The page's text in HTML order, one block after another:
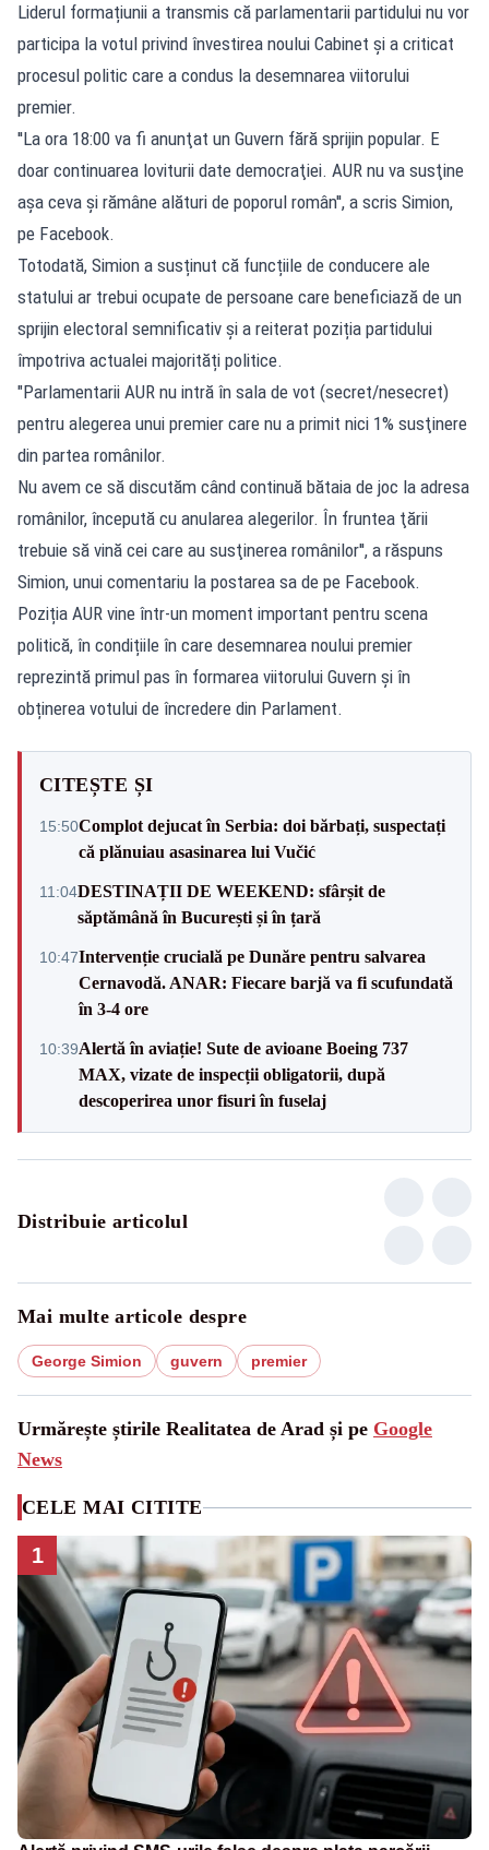
Liderul formațiunii a transmis că parlamentarii partidului nu vor
participa la votul privind învestirea noului Cabinet și a criticat
procesul politic care a condus la desemnarea viitorului
premier.
''La ora 18:00 va fi anunţat un Guvern fără sprijin popular. E
doar continuarea loviturii date democraţiei. AUR nu va susţine
aşa ceva şi rămâne alături de poporul român'', a scris Simion,
pe Facebook.
Totodată, Simion a susținut că funcțiile de conducere ale
statului ar trebui ocupate de persoane care beneficiază de un
sprijin electoral semnificativ și a reiterat poziția partidului
împotriva actualei majorități politice.
"Parlamentarii AUR nu intră în sala de vot (secret/nesecret)
pentru alegerea unui premier care nu a primit nici 1% susţinere
din partea românilor.
Nu avem ce să discutăm când continuă bătaia de joc la adresa
românilor, începută cu anularea alegerilor. În fruntea ţării
trebuie să vină cei care au susţinerea românilor'', a răspuns
Simion, unui comentariu la postarea sa de pe Facebook.
Poziția AUR vine într-un moment important pentru scena
politică, în condițiile în care desemnarea noului premier
reprezintă primul pas în formarea viitorului Guvern și în
obținerea votului de încredere din Parlament.
CITEȘTE ȘI
15:50Complot dejucat în Serbia: doi bărbați, suspectați
că plănuiau asasinarea lui Vučić
11:04DESTINAȚII DE WEEKEND: sfârșit de
săptămână în București și în țară
10:47Intervenție crucială pe Dunăre pentru salvarea
Cernavodă. ANAR: Fiecare barjă va fi scufundată
în 3-4 ore
10:39Alertă în aviație! Sute de avioane Boeing 737
MAX, vizate de inspecții obligatorii, după
descoperirea unor fisuri în fuselaj
Distribuie articolul
Mai multe articole despre
George Simion guvern premier
Urmărește știrile Realitatea de Arad și pe Google
News
CELE MAI CITITE
1